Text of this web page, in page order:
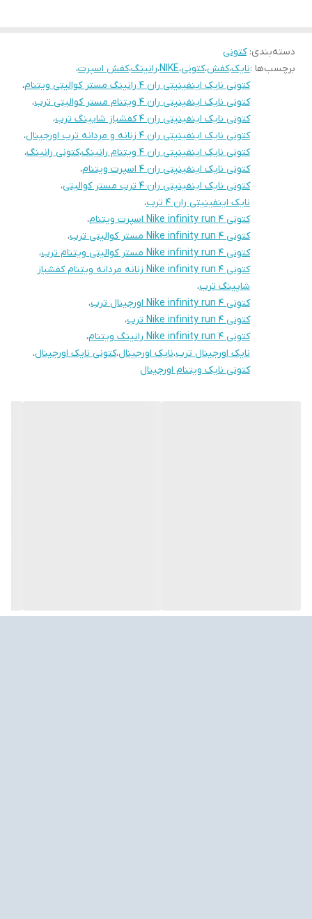
دسته‌بندی:کتونی
برچسب‌ها :نایک،کفش،کتونی،NIKE،رانینگ،کفش اسپرت،
کتونی نایک اینفینیتی ران ۴ رانینگ مستر کوالیتی ویتنام
،
کتونی نایک اینفینیتی ران ۴ ویتنام مستر کوالیتی ترب
،
کتونی نایک اینفینیتی ران ۴ کفشباز شاپینگ ترب
،
کتونی نایک اینفینیتی ران ۴ زنانه و مردانه ترب اورجینال
،
کتونی نایک اینفینیتی ران ۴ ویتنام رانینگ
،کتونی رانینگ،
کتونی نایک اینفینیتی ران ۴ اسپرت ویتنام
،
کتونی نایک اینفینیتی ران ۴ ترب مستر کوالیتی
،
نایک اینفینیتی ران ۴ ترب
،
کتونی Nike infinity run 4 اسپرت ویتنام
،
کتونی Nike infinity run 4 مستر کوالیتی ترب
،
کتونی Nike infinity run 4 مستر کوالیتی ویتنام ترب
،
کتونی Nike infinity run 4 زنانه مردانه ویتنام کفشباز
شاپینگ ترب،
کتونی Nike infinity run 4 اورجینال ترب
،
کتونی Nike infinity run 4 ترب
،
کتونی Nike infinity run 4 رانینگ ویتنام
،
نایک اورجینال ترب،نایک اورجینال،کتونی نایک اورجینال،
کتونی نایک ویتنام اورجینال